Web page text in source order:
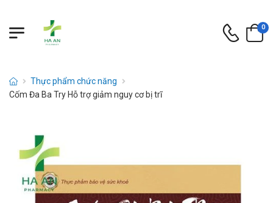
0
Thực phẩm chức năng
Cốm Đa Ba Try Hỗ trợ giảm nguy cơ bị trĩ